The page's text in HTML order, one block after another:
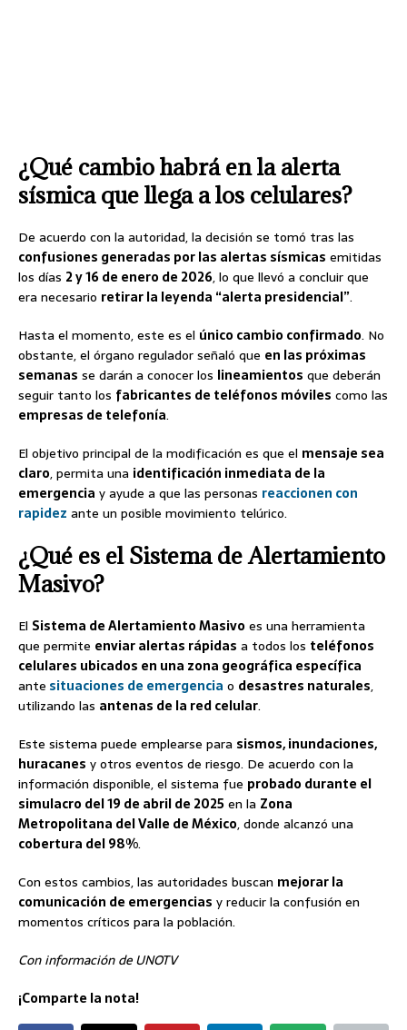
¿Qué cambio habrá en la alerta
sísmica que llega a los celulares?
De acuerdo con la autoridad, la decisión se tomó tras las
confusiones generadas por las alertas sísmicas emitidas
los días 2 y 16 de enero de 2026, lo que llevó a concluir que
era necesario retirar la leyenda “alerta presidencial”.
Hasta el momento, este es el único cambio confirmado. No
obstante, el órgano regulador señaló que en las próximas
semanas se darán a conocer los lineamientos que deberán
seguir tanto los fabricantes de teléfonos móviles como las
empresas de telefonía.
El objetivo principal de la modificación es que el mensaje sea
claro, permita una identificación inmediata de la
emergencia y ayude a que las personas reaccionen con
rapidez ante un posible movimiento telúrico.
¿Qué es el Sistema de Alertamiento
Masivo?
El Sistema de Alertamiento Masivo es una herramienta
que permite enviar alertas rápidas a todos los teléfonos
celulares ubicados en una zona geográfica específica
ante situaciones de emergencia o desastres naturales,
utilizando las antenas de la red celular.
Este sistema puede emplearse para sismos, inundaciones,
huracanes y otros eventos de riesgo. De acuerdo con la
información disponible, el sistema fue probado durante el
simulacro del 19 de abril de 2025 en la Zona
Metropolitana del Valle de México, donde alcanzó una
cobertura del 98%.
Con estos cambios, las autoridades buscan mejorar la
comunicación de emergencias y reducir la confusión en
momentos críticos para la población.
Con información de UNOTV
¡Comparte la nota!